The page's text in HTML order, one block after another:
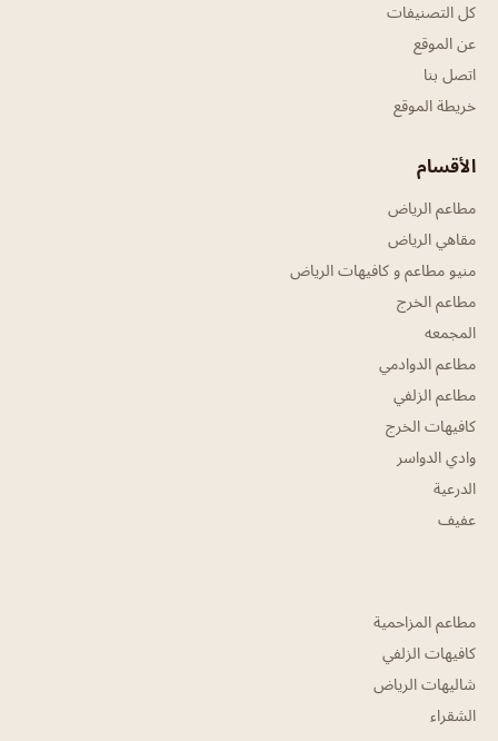
كل التصنيفات
عن الموقع
اتصل بنا
خريطة الموقع
الأقسام
مطاعم الرياض
مقاهي الرياض
منيو مطاعم و كافيهات الرياض
مطاعم الخرج
المجمعه
مطاعم الدوادمي
مطاعم الزلفي
كافيهات الخرج
وادي الدواسر
الدرعية
عفيف
مطاعم المزاحمية
كافيهات الزلفي
شاليهات الرياض
الشقراء